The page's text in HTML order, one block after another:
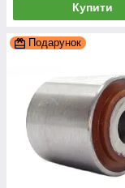
Купити
Подарунок